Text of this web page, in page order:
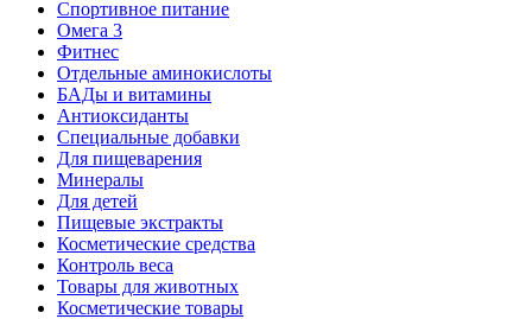
Спортивное питание
Омега 3
Фитнес
Отдельные аминокислоты
БАДы и витамины
Антиоксиданты
Специальные добавки
Для пищеварения
Минералы
Для детей
Пищевые экстракты
Косметические средства
Контроль веса
Товары для животных
Косметические товары